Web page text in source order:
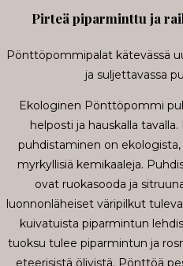
Pirteä piparminttu ja
Pönttöpommipalat kätevässä
ja suljettavassa
Ekologinen Pönttöpommi
helposti ja hauskalla
puhdistaminen on ekologista,
myrkyllisiä kemikaaleja.
ovat ruokasooda ja
luonnonläheiset väripilkut
kuivatuista piparmintun
tuoksu tulee piparmintun ja
eteerisistä öljyistä. Pönttöä